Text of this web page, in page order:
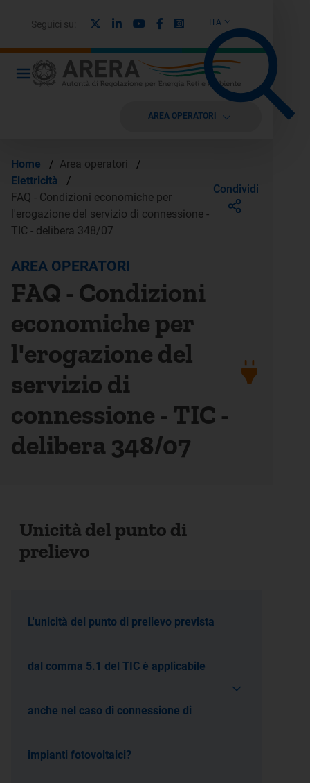
ITA
Seguici su: LinkedinYoutubeFacebook
Instagram
AREA OPERATORI
Home / Area operatori
/
Elettricità
/
FAQ - Condizioni economiche per
l'erogazione del servizio di connessione -
TIC - delibera 348/07
Condividi
AREA OPERATORI
FAQ - Condizioni
economiche per
l'erogazione del
servizio di
connessione - TIC -
delibera 348/07
Unicità del punto di
prelievo
L'unicità del punto di prelievo prevista
dal comma 5.1 del TIC è applicabile
anche nel caso di connessione di
impianti fotovoltaici?